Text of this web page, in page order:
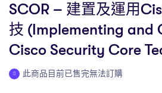
​SCOR – 建置及運用
技 (Implementing and
Cisco Security Core
此商品目前已售完無法訂購